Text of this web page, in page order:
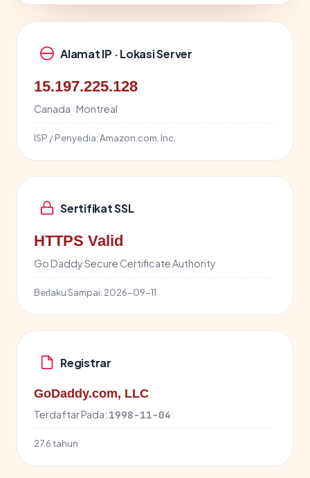
Alamat IP · Lokasi Server
15.197.225.128
Canada · Montreal
ISP / Penyedia:Amazon.com, Inc.
Sertifikat SSL
HTTPS Valid
Go Daddy Secure Certificate Authority
Berlaku Sampai: 2026-09-11
Registrar
GoDaddy.com, LLC
Terdaftar Pada: 1998-11-04
27.6 tahun